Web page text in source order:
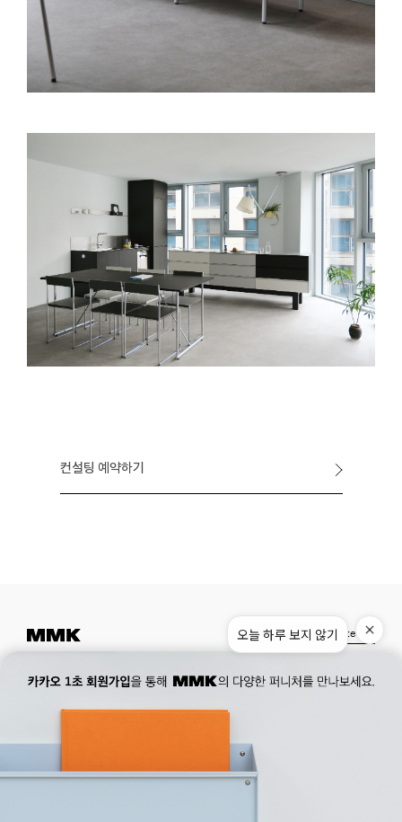
컨설팅 예약하기
대표자 : 박기민 사업자 등록번호 : 821-86-02281
Museum. 02. 777. 5887 Office.02. 777. 5778
177, Duteopbawi-ro, Yongsan-gu, Seoul, Korea
Official : hello@mmk-seoul.com
Instagram Pinterest